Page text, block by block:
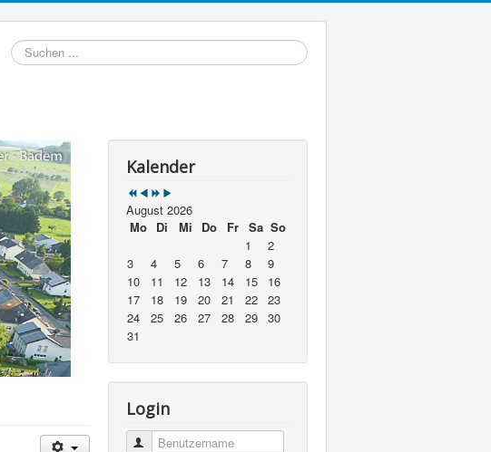
Suchen
...
Kalender
August 2026
Mo
Di Mi Do Fr Sa So
1
2
3
4 5 6 7 8
9
10
11 12 13 14 15
16
17
18 19 20 21 22 23
24
25 26 27 28 29 30
31
Login
Benutzername